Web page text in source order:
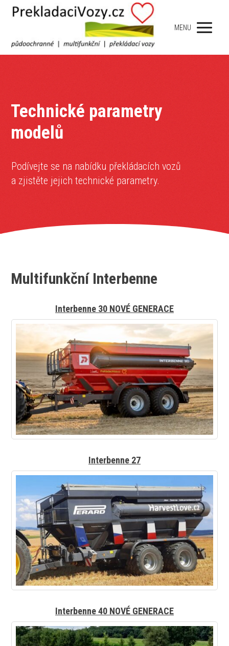
MENU
Technické parametry
modelů
Podívejte se na nabídku překládacích vozů
a zjistěte jejich technické parametry.
Multifunkční Interbenne
Interbenne 30 NOVÉ GENERACE
Interbenne 27
Interbenne 40 NOVÉ GENERACE